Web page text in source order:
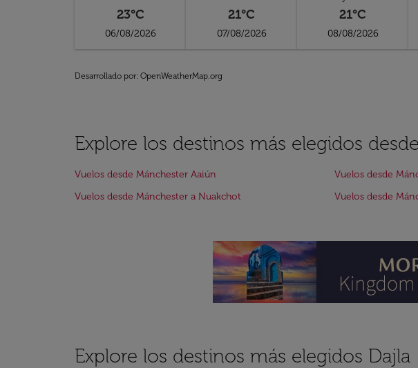
23°C
06/08/2026
21°C
07/08/2026
21°C
08/08/2026
Desarrollado por: OpenWeatherMap.org
Explore los destinos más elegidos
Vuelos desde Mánchester Aaiún Vuelos desde
Vuelos desde Mánchester a Nuakchot
Vuelos desde
Explore los destinos más elegidos Dajla